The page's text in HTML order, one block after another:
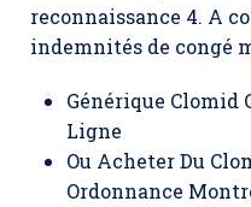
reconnaissance 4. A
indemnités de congé
Générique Clomid
Ligne
Ou Acheter Du
Ordonnance